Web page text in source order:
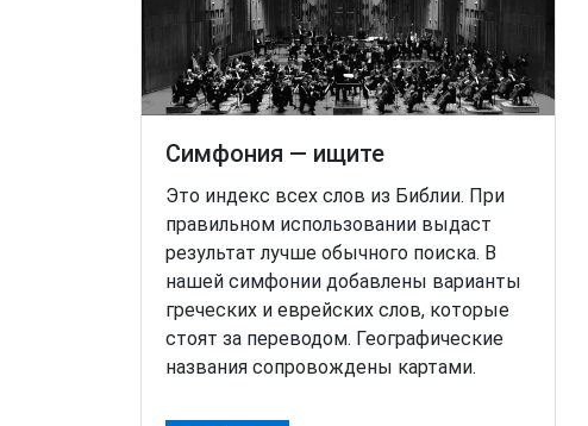
Симфония — ищите
Это индекс всех слов из Библии. При
правильном использовании выдаст
результат лучше обычного поиска. В
нашей симфонии добавлены варианты
греческих и еврейских слов, которые
стоят за переводом. Географические
названия сопровождены картами.